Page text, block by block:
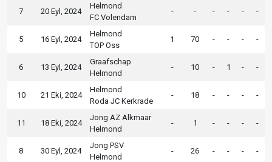
7 20 Eyl, 2024
Helmond
FC Volendam
- - - - - -
5 16 Eyl, 2024
Helmond
TOP Oss
1 70 - - - -
6 13 Eyl, 2024
Graafschap
Helmond
- 10 - 1 - -
10 21 Eki, 2024
Helmond
Roda JC Kerkrade
- 18 - - - -
11 18 Eki, 2024
Jong AZ Alkmaar
Helmond
- 1 - - - -
8 30 Eyl, 2024
Jong PSV
Helmond
- 26 - - - -